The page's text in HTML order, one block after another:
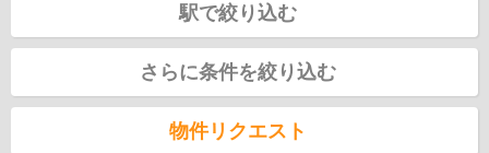
駅で絞り込む
さらに条件を絞り込む
物件リクエスト